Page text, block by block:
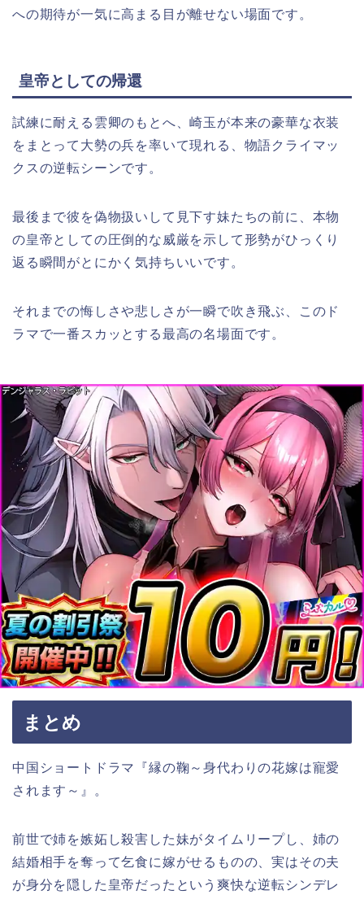
への期待が一気に高まる目が離せない場面です。
皇帝としての帰還
試練に耐える雲卿のもとへ、崎玉が本来の豪華な衣装
をまとって大勢の兵を率いて現れる、物語クライマッ
クスの逆転シーンです。
最後まで彼を偽物扱いして見下す妹たちの前に、本物
の皇帝としての圧倒的な威厳を示して形勢がひっくり
返る瞬間がとにかく気持ちいいです。
それまでの悔しさや悲しさが一瞬で吹き飛ぶ、このド
ラマで一番スカッとする最高の名場面です。
まとめ
中国ショートドラマ『縁の鞠～身代わりの花嫁は寵愛
されます～』。
前世で姉を嫉妬し殺害した妹がタイムリープし、姉の
結婚相手を奪って乞食に嫁がせるものの、実はその夫
が身分を隠した皇帝だったという爽快な逆転シンデレ